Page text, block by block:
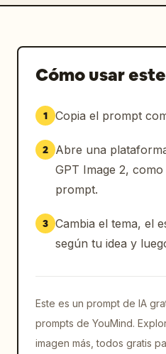
Cómo usar
1 Copia el prompt
2
Abre una
GPT Image 2,
prompt.
3 Cambia el tema, el
según tu idea y
Este es un prompt de IA
prompts de YouMind.
imagen más, todos gratis